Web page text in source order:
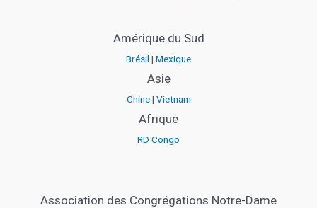
Amérique du Sud
Brésil | Mexique
Asie
Chine| Vietnam
Afrique
RD Congo
Association des Congrégations Notre-Dame